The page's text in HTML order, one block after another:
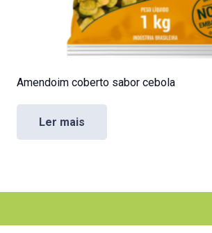
Amendoim coberto sabor cebola
Ler mais